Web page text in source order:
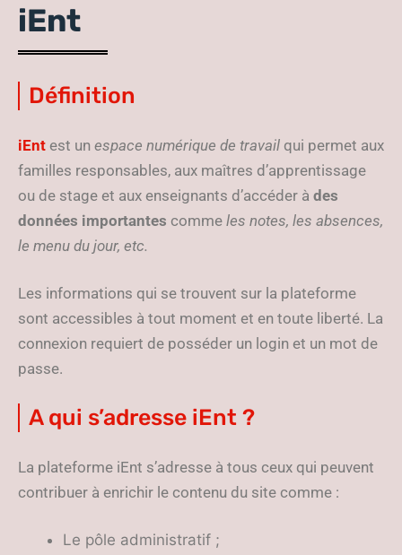
iEnt
Définition
iEnt est un espace numérique de travail qui permet aux
familles responsables, aux maîtres d’apprentissage
ou de stage et aux enseignants d’accéder à des
données importantes comme les notes, les absences,
le menu du jour, etc.
Les informations qui se trouvent sur la plateforme
sont accessibles à tout moment et en toute liberté. La
connexion requiert de posséder un login et un mot de
passe.
A qui s’adresse iEnt ?
La plateforme iEnt s’adresse à tous ceux qui peuvent
contribuer à enrichir le contenu du site comme :
Le pôle administratif ;